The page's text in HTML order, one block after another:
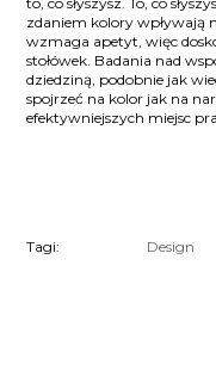
zdaniem kolory wpływają
wzmaga apetyt, więc
stołówek. Badania nad
dziedziną, podobnie jak
spojrzeć na kolor jak na
efektywniejszych miejsc
Tagi: Design